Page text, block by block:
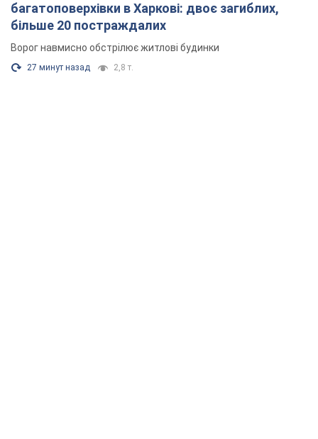
багатоповерхівки в Харкові: двоє загиблих,
більше 20 постраждалих
Ворог навмисно обстрілює житлові будинки
27 минут назад 2,8 т.